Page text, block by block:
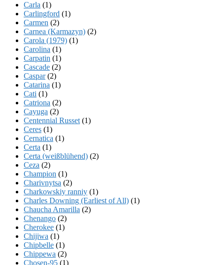
Carla (1)
Carlingford (1)
Carmen (2)
Carnea (Karmazyn) (2)
Carola (1979) (1)
Carolina (1)
Carpatin (1)
Cascade (2)
Caspar(2)
Catarina (1)
Cati (1)
Catriona (2)
Cayuga (2)
Centennial Russet (1)
Ceres (1)
Cernatica (1)
Certa (1)
Certa (weißblühend) (2)
Ceza (2)
Champion (1)
Charivnytsa (2)
Charkowskiy ranniy (1)
Charles Downing (Earliest of All) (1)
Chaucha Amarilla (2)
Chenango (2)
Cherokee (1)
Chijiwa (1)
Chipbelle (1)
Chippewa (2)
Chosen-95 (1)